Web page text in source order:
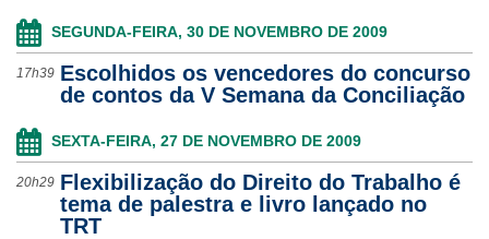
Transparência
Legislação
Ouvidoria
Contato
SEGUNDA-FEIRA, 30 DE NOVEMBRO DE 2009
17h39 Escolhidos os vencedores do concurso
de contos da V Semana da Conciliação
SEXTA-FEIRA, 27 DE NOVEMBRO DE 2009
20h29 Flexibilização do Direito do Trabalho é
tema de palestra e livro lançado no
TRT